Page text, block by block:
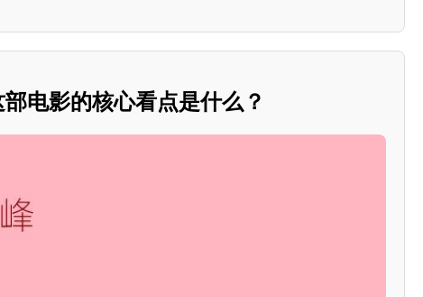
部电影的核心看点是什么？